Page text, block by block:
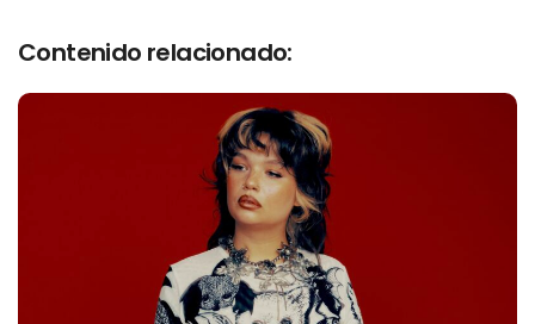
Contenido relacionado: